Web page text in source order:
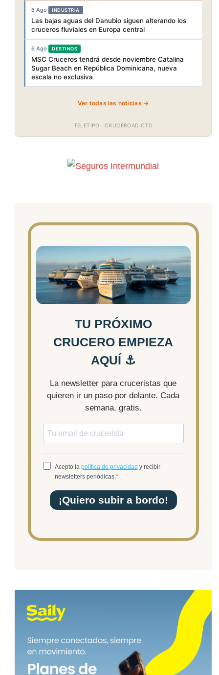
6 Ago· INDUSTRIA
Las bajas aguas del Danubio siguen alterando los
cruceros fluviales en Europa central
6 Ago· DESTINOS
MSC Cruceros tendrá desde noviembre Catalina
Sugar Beach en República Dominicana, nueva
escala no exclusiva
Ver todas las noticias →
TELETIPO · CRUCEROADICTO